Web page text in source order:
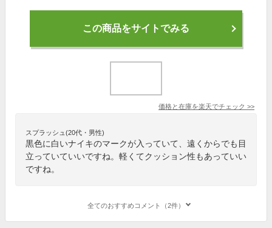
この商品をサイトでみる
価格と在庫を楽天でチェック >>
スプラッシュ(20代・男性)
黒色に白いナイキのマークが入っていて、遠くからでも目
立っていていいですね。軽くてクッション性もあっていい
ですね。
全てのおすすめコメント（2件）